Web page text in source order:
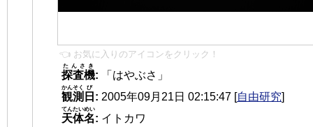
👈 お気に入りのアイコンをクリック！
探査機
たんさき
:
「はやぶさ」
観測
かんそく
日
び
: 2005年09月21日 02:15:47 [自由研究]
天体名
てんたいめい
: イトカワ